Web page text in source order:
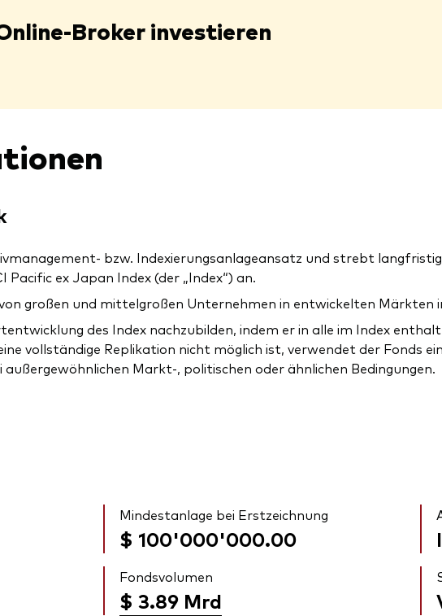
Broker investieren
bzw. Indexierungsanlageansatz und strebt
ex Japan Index (der „Index“) an.
großen und mittelgroßen Unternehmen in entwickelten Märkten
des Index nachzubilden, indem er in alle im Index
vollständige Replikation nicht möglich ist, verwendet der Fonds
Markt-, politischen oder ähnlichen Bedingungen.
Mindestanlage bei Erstzeichnung
$ 100'000'000.00
Fondsvolumen
$ 3.89 Mrd